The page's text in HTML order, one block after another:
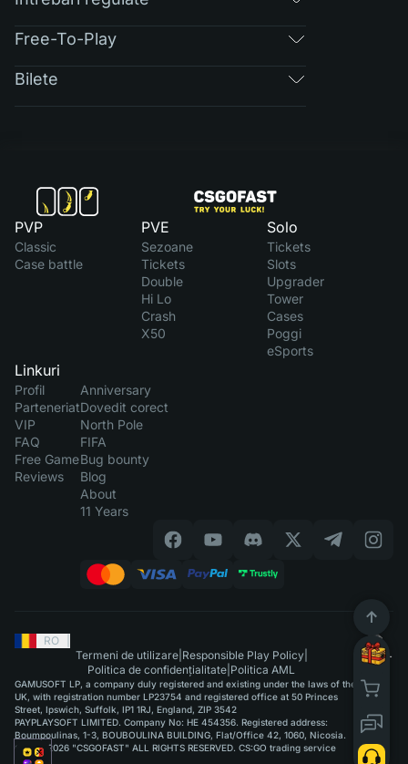
Free-To-Play
Bilete
PVP
Classic
Case battle
PVE
Sezoane
Tickets
Double
Hi Lo
Crash
X50
Solo
Tickets
Slots
Upgrader
Tower
Cases
Poggi
eSports
Linkuri
Profil
Parteneriat
VIP
FAQ
Free Game
Reviews
Anniversary
Dovedit corect
North Pole
FIFA
Bug bounty
Blog
About
11 Years
RO
Termeni de utilizare| Responsible Play Policy|
Politica de confidențialitate Politica AML
GAMUSOFT LP, a company duly registered and existing under the laws of the
UK, with registration number LP23754 and registered office at 50 Princes
Street, Ipswich, Suffolk, IP1 1RJ, England, ZIP 3542
PAYPLAYSOFT LIMITED. Company No: HE 454356. Registered address:
Boumpoulinas, 1-3, BOUBOULINA BUILDING, Flat/Office 42, 1060, Nicosia.
©2015-2026 "CSGOFAST" ALL RIGHTS RESERVED. CS:GO trading service